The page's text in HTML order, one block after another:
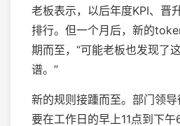
老板表示，以后年度KPI、晋
排行。但一个月后，新的
期而至，“可能老板也发现了
谱。”
新的规则接踵而至。部门领
要在工作日的早上11点到下